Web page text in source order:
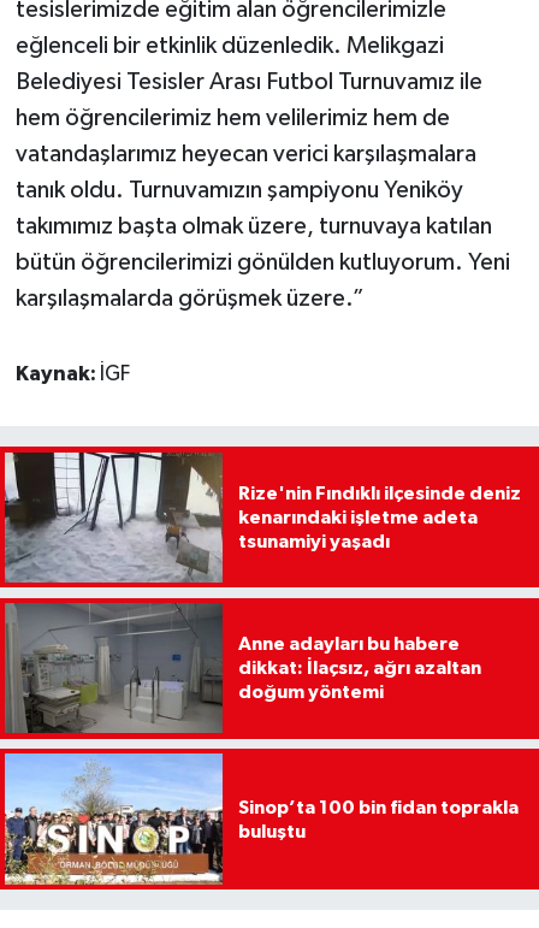
tesislerimizde eğitim alan öğrencilerimizle
eğlenceli bir etkinlik düzenledik. Melikgazi
Belediyesi Tesisler Arası Futbol Turnuvamız ile
hem öğrencilerimiz hem velilerimiz hem de
vatandaşlarımız heyecan verici karşılaşmalara
tanık oldu. Turnuvamızın şampiyonu Yeniköy
takımımız başta olmak üzere, turnuvaya katılan
bütün öğrencilerimizi gönülden kutluyorum. Yeni
karşılaşmalarda görüşmek üzere.”
Kaynak: İGF
Rize'nin Fındıklı ilçesinde deniz
kenarındaki işletme adeta
tsunamiyi yaşadı
Anne adayları bu habere
dikkat: İlaçsız, ağrı azaltan
doğum yöntemi
Sinop’ta 100 bin fidan toprakla
buluştu